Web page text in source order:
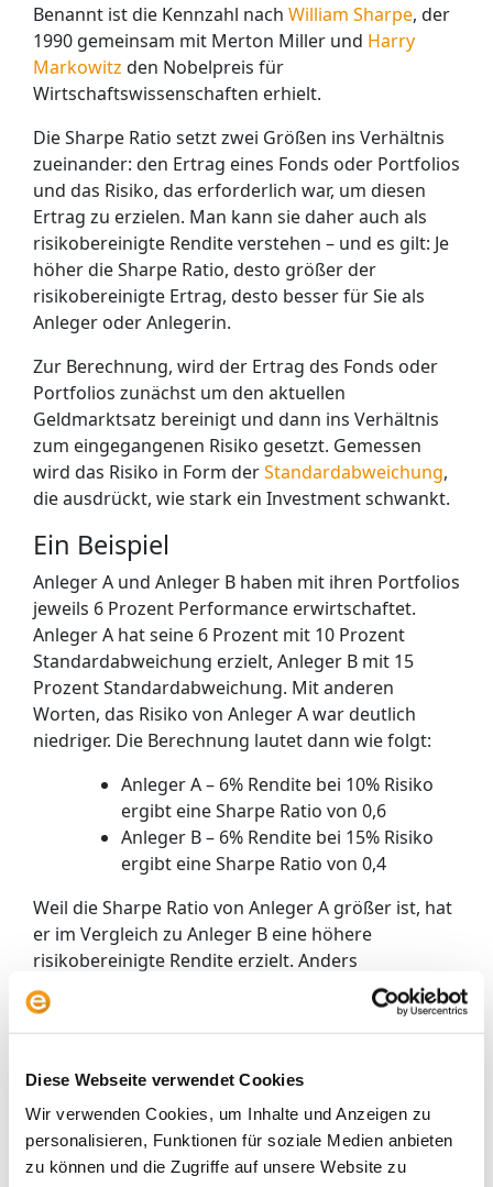
Diese Webseite verwendet Cookies
Wir verwenden Cookies, um Inhalte und Anzeigen zu
personalisieren, Funktionen für soziale Medien anbieten
zu können und die Zugriffe auf unsere Website zu
Benannt ist die Kennzahl nach William Sharpe, der
1990 gemeinsam mit Merton Miller und Harry
Markowitz den Nobelpreis für
Wirtschaftswissenschaften erhielt.
Die Sharpe Ratio setzt zwei Größen ins Verhältnis
zueinander: den Ertrag eines Fonds oder Portfolios
und das Risiko, das erforderlich war, um diesen
Ertrag zu erzielen. Man kann sie daher auch als
risikobereinigte Rendite verstehen – und es gilt: Je
höher die Sharpe Ratio, desto größer der
risikobereinigte Ertrag, desto besser für Sie als
Anleger oder Anlegerin.
Zur Berechnung, wird der Ertrag des Fonds oder
Portfolios zunächst um den aktuellen
Geldmarktsatz bereinigt und dann ins Verhältnis
zum eingegangenen Risiko gesetzt. Gemessen
wird das Risiko in Form derStandardabweichung,
die ausdrückt, wie stark ein Investment schwankt.
Ein Beispiel
Anleger A und Anleger B haben mit ihren Portfolios
jeweils 6 Prozent Performance erwirtschaftet.
Anleger A hat seine 6 Prozent mit 10 Prozent
Standardabweichung erzielt, Anleger B mit 15
Prozent Standardabweichung. Mit anderen
Worten, das Risiko von Anleger A war deutlich
niedriger. Die Berechnung lautet dann wie folgt:
Anleger A – 6% Rendite bei 10% Risiko
ergibt eine Sharpe Ratio von 0,6
Anleger B – 6% Rendite bei 15% Risiko
ergibt eine Sharpe Ratio von 0,4
Weil die Sharpe Ratio von Anleger A größer ist, hat
er im Vergleich zu Anleger B eine höhere
risikobereinigte Rendite erzielt. Anders
ausgedrückt musste Anleger A weniger Risiko
eingehen, um das gleiche Ergebnis zu erzielen. Das
bringt die Sharpe Ratio in einer einzigen Kennzahl
Medaille, das Risiko und den Ertrag betrachtet.
Die Sharpe Ratio bei Envestor
Bei Envestor finden Sie für jeden in Deutschland